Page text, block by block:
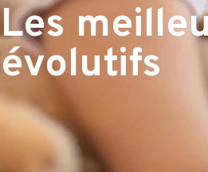
Les
évolutifs